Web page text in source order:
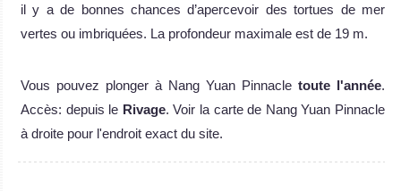
il y a de bonnes chances d’apercevoir des tortues de mer
vertes ou imbriquées. La profondeur maximale est de 19 m.
Vous pouvez plonger à Nang Yuan Pinnacle toute l'année.
Accès: depuis le Rivage. Voir la carte de Nang Yuan Pinnacle
à droite pour l'endroit exact du site.